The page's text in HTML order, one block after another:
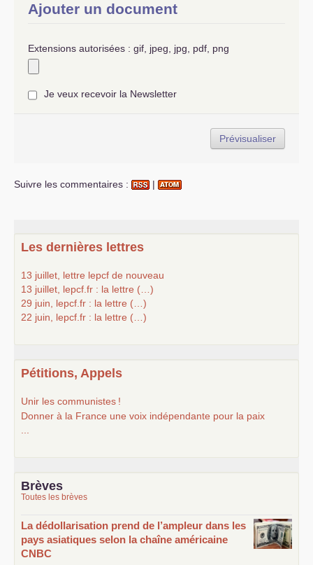
Ajouter un document
Extensions autorisées : gif, jpeg, jpg, pdf, png
Je veux recevoir la Newsletter
Suivre les commentaires : |
Les dernières lettres
13 juillet, lettre lepcf de nouveau
13 juillet, lepcf.fr : la lettre (…)
29 juin, lepcf.fr : la lettre (…)
22 juin, lepcf.fr : la lettre (…)
Pétitions, Appels
Unir les communistes !
Donner à la France une voix indépendante pour la paix
Brèves
Toutes les brèves
La dédollarisation prend de l’ampleur dans les
pays asiatiques selon la chaîne américaine
CNBC